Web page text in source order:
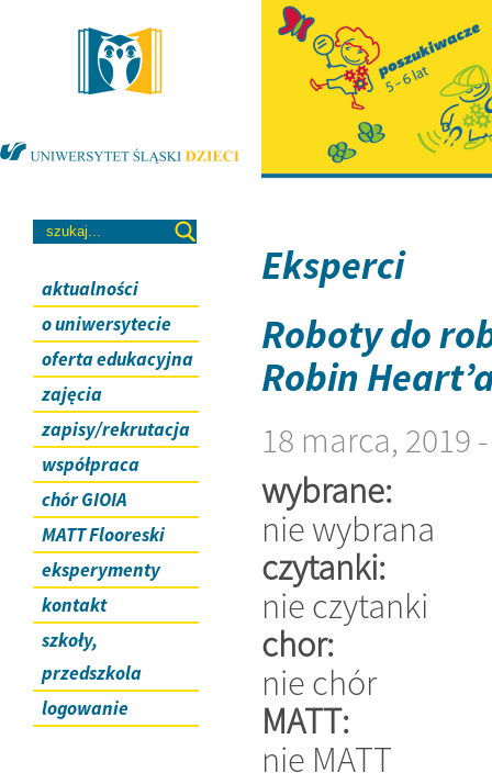
aktualności
o uniwersytecie
oferta edukacyjna
zajęcia
zapisy/rekrutacja
współpraca
chór GIOIA
MATT Flooreski
eksperymenty
kontakt
szkoły,
przedszkola
logowanie
Eksperci
Roboty do
Robin
18 marca, 2019
wybrane:
nie wybrana
czytanki:
nie czytanki
chor:
nie chór
MATT:
nie MATT